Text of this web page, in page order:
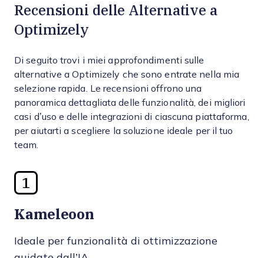
Recensioni delle Alternative a
Optimizely
Di seguito trovi i miei approfondimenti sulle
alternative a Optimizely che sono entrate nella mia
selezione rapida. Le recensioni offrono una
panoramica dettagliata delle funzionalità, dei migliori
casi d’uso e delle integrazioni di ciascuna piattaforma,
per aiutarti a scegliere la soluzione ideale per il tuo
team.
1
Kameleoon
Ideale per funzionalità di ottimizzazione